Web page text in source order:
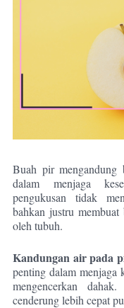
Buah pir mengandung
dalam menjaga
pengukusan tidak
bahkan justru
oleh tubuh.
Kandungan air pada
penting dalam menjaga
mengencerkan
cenderung lebih cepat